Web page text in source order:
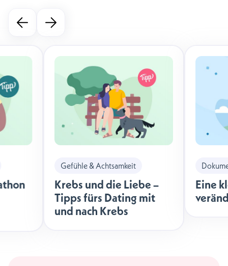
Gefühle & Achtsamkeit
Krebs und die Liebe –
Tipps fürs Dating mit
und nach Krebs
Eine